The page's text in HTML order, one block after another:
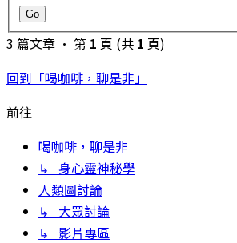
3 篇文章 • 第 1 頁 (共 1 頁)
回到「喝咖啡，聊是非」
前往
喝咖啡，聊是非
↳ 身心靈神秘學
人類圖討論
↳ 大眾討論
↳ 影片專區